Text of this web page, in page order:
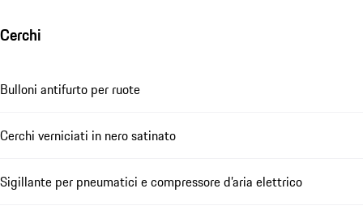
Cerchi
Bulloni antifurto per ruote
Cerchi verniciati in nero satinato
Sigillante per pneumatici e compressore d’aria elettrico